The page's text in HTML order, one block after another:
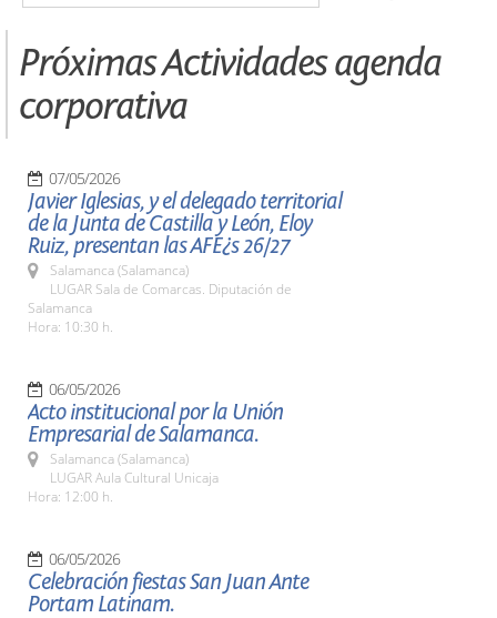
Próximas Actividades agenda
corporativa
07/05/2026
Javier Iglesias, y el delegado territorial
de la Junta de Castilla y León, Eloy
Ruiz, presentan las AFE¿s 26/27
Salamanca (Salamanca)
LUGAR Sala de Comarcas. Diputación de
Salamanca
Hora: 10:30 h.
06/05/2026
Acto institucional por la Unión
Empresarial de Salamanca.
Salamanca (Salamanca)
LUGAR Aula Cultural Unicaja
Hora: 12:00 h.
06/05/2026
Celebración fiestas San Juan Ante
Portam Latinam.